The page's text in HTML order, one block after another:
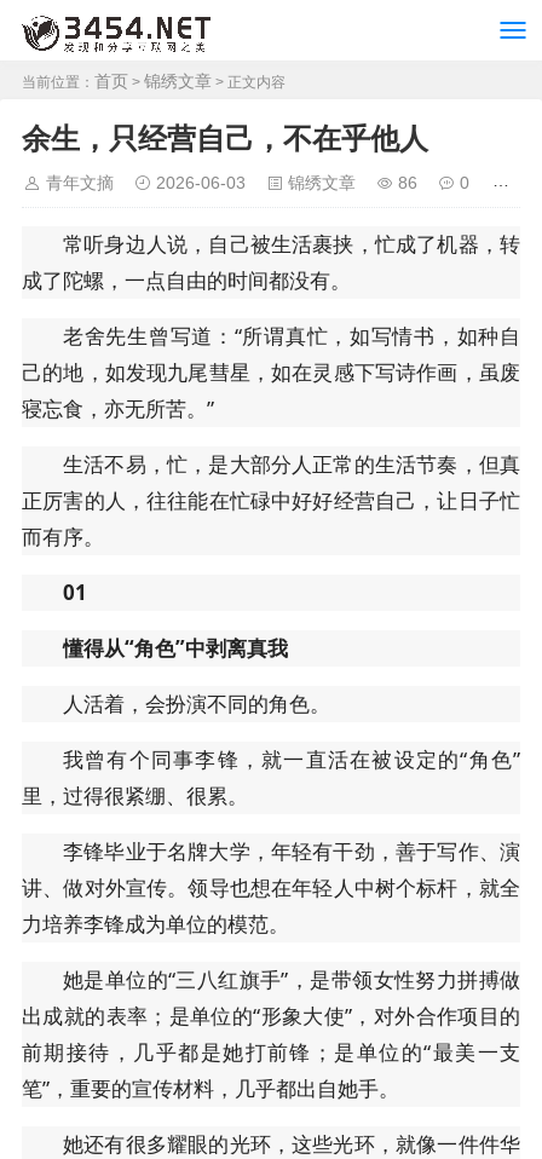
当前位置： 首页 > 锦绣文章 > 正文内容
余生，只经营自己，不在乎他人
青年文摘 2026-06-03 锦绣文章 86 0
常听身边人说，自己被生活裹挟，忙成了机器，转
成了陀螺，一点自由的时间都没有。
老舍先生曾写道：“所谓真忙，如写情书，如种自
己的地，如发现九尾彗星，如在灵感下写诗作画，虽废
寝忘食，亦无所苦。”
生活不易，忙，是大部分人正常的生活节奏，但真
正厉害的人，往往能在忙碌中好好经营自己，让日子忙
而有序。
01
懂得从“角色”中剥离真我
人活着，会扮演不同的角色。
我曾有个同事李锋，就一直活在被设定的“角色”
里，过得很紧绷、很累。
李锋毕业于名牌大学，年轻有干劲，善于写作、演
讲、做对外宣传。领导也想在年轻人中树个标杆，就全
力培养李锋成为单位的模范。
她是单位的“三八红旗手”，是带领女性努力拼搏做
出成就的表率；是单位的“形象大使”，对外合作项目的
前期接待，几乎都是她打前锋；是单位的“最美一支
笔”，重要的宣传材料，几乎都出自她手。
她还有很多耀眼的光环，这些光环，就像一件件华